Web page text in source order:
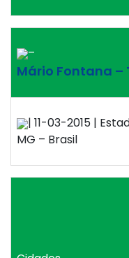
–
Mário Fontana –
| 11-03-2015 |
MG – Brasil